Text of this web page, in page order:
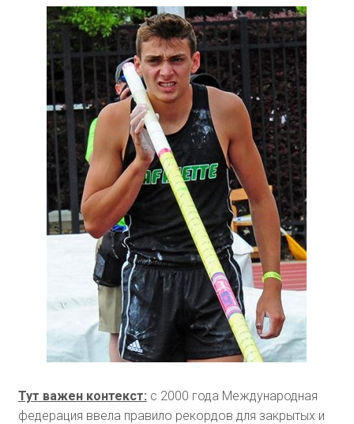
Тут важен контекст: с 2000 года Международная
федерация ввела правило рекордов для закрытых и